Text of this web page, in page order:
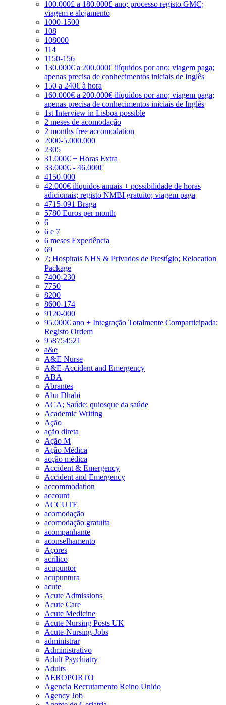
100.000£ a 180.000£ ano; processo registo GMC;
viagem e alojamento
1000-1500
108
108000
114
1150-156
130.000€ a 200.000€ ilíquidos por ano; viagem paga;
apenas precisa de conhecimentos iniciais de Inglês
150 a 240€ à hora
160.000€ a 200.000€ ilíquidos por ano; viagem paga;
apenas precisa de conhecimentos iniciais de Inglês
1st Interview in Lisboa possible
2 meses de acomodação
2 months free accomodation
2000-5.000.000
2305
31.000€ + Horas Extra
33.000€ - 46.000€
4150-000
42.000€ ilíquidos anuais + possibilidade de horas
adicionais; registo NMBI gratuito; viagem paga
4715-091 Braga
5780 Euros per month
6
6 e 7
6 meses Experiência
69
7; Hospitais NHS & Privados de Prestígio; Relocation
Package
7400-230
7750
8200
8600-174
9120-000
95.000€ ano + Integração Totalmente Comparticipada:
Registo Ordem
958754521
a&e
A&E Nurse
A&E-Accident and Emergency
ABA
Abrantes
Abu Dhabi
ACA; Saúde; quiosque da saúde
Academic Writing
Ação
ação direta
Ação M
Ação Médica
acção médica
Accident & Emergency
Accident and Emergency
accommodation
account
ACCUTE
acomodação
acomodação gratuita
acompanhante
aconselhamento
Açores
acrilico
acupuntor
acupuntura
acute
Acute Admissions
Acute Care
Acute Medicine
Acute Nursing Posts UK
Acute-Nursing-Jobs
administrar
Administrativo
Adult Psychiatry
Adults
AEROPORTO
Agencia Recrutamento Reino Unido
Agency Job